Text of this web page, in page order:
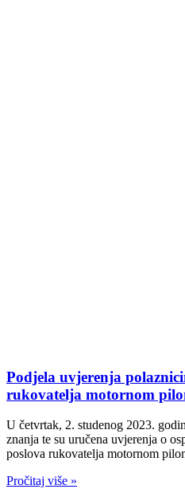
Podjela uvjerenja
rukovatelja motornom
U četvrtak, 2. studenog 2023.
znanja te su uručena uvjerenja o
poslova rukovatelja motornom
Pročitaj više »